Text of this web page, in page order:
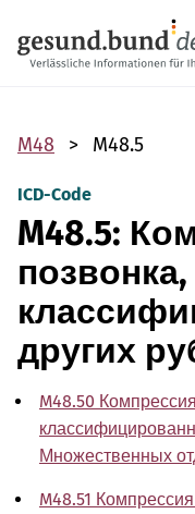
M48 M48.5
ICD-Code
M48.5:
позвонка,
других
M48.50
Множественных
M48.51